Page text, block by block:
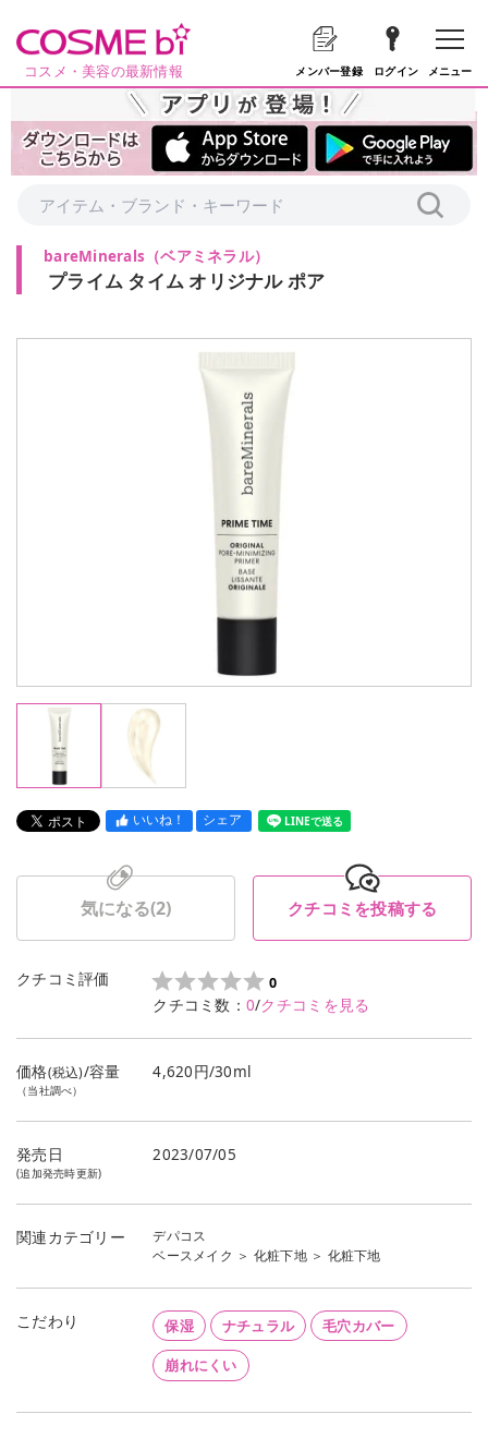
コスメ・美容の最新情報 メンバー登録 ログイン メニュー
bareMinerals （ベアミネラル）
プライム タイム オリジナル ポア
いいね！ シェア LINEで送る
気になる(2) クチコミを投稿する
クチコミ評価 0
クチコミ数： 0/クチコミを見る
価格(税込)/容量
（当社調べ）
4,620円/30ml
発売日
(追加発売時更新)
2023/07/05
関連カテゴリー
デパコス
ベースメイク ＞ 化粧下地＞ 化粧下地
こだわり 保湿 ナチュラル 毛穴カバー
崩れにくい